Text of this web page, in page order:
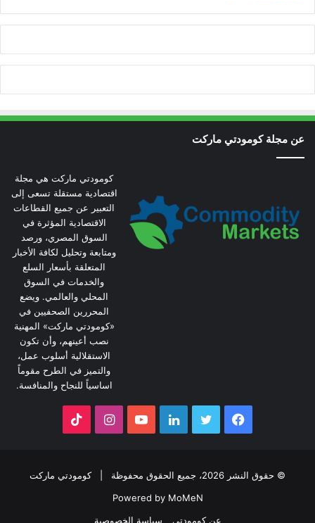
عن مجلة كومودتي ماركت
كومودتي ماركت هي مجلة
اقتصادية مستقلة تسعى إلى
التعبير عن جميع القطاعات
الاقتصادية المؤثرة في
السوق المصري، ورصد
ومتابعة وتحليل لكافة الأخبار
المتعلقة بأسعار السلع
والخدمات في السوق
المحلي والعالمي. ويضع
المحررين الصحفيين في
«كومودتي ماركت» المهنية
نصب أعينهم، وأن تكون
الاستقلالية أسلوب عمل،
والتميز في الطرح مقوماً
اساسياً للنجاح والمنافسة.
فيسبوك تويتر لينكدإنيوتيوبانستقرام
© حقوق النشر 2026، جميع الحقوق محفوظة |
كومودتي ماركت
Powered by MoMeN
عن كومودتي
سياسة الخصوصية